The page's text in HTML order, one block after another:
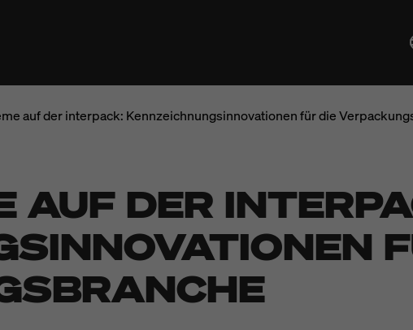
auf der interpack: Kennzeichnungsinnovationen für die
AUF DER